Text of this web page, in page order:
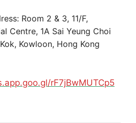
Room 2 & 3, 11/F,
Centre, 1A Sai Yeung Choi
Kowloon, Hong Kong
rF7jBwMUTCp5